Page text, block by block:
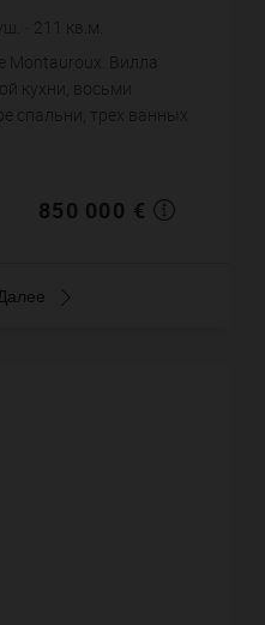
211
кв.м.
Montauroux. Вилла
кухни, восьми
спальни, трех ванных
850 000 €
Далее